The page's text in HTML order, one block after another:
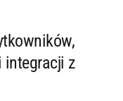
integracji z